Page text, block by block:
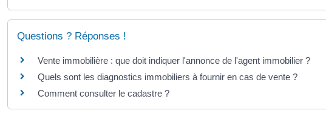
Questions ? Réponses !
Vente immobilière : que doit indiquer l'annonce de l'agent immobilier ?
Quels sont les diagnostics immobiliers à fournir en cas de vente ?
Comment consulter le cadastre ?